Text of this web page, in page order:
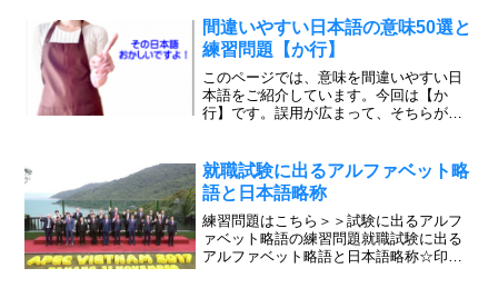
しようとしたら「未だに」になり、「今
だに」はありません。＜例文...
間違いやすい日本語の意味50選と
練習問題【か行】
このページでは、意味を間違いやすい日
本語をご紹介しています。今回は【か
行】です。誤用が広まって、そちらが語
る場合がありますので、語句の本来の意
味を確認しておきましょう。...
就職試験に出るアルファベット略
語と日本語略称
練習問題はこちら＞＞試験に出るアルフ
ァベット略語の練習問題就職試験に出る
アルファベット略語と日本語略称☆印は